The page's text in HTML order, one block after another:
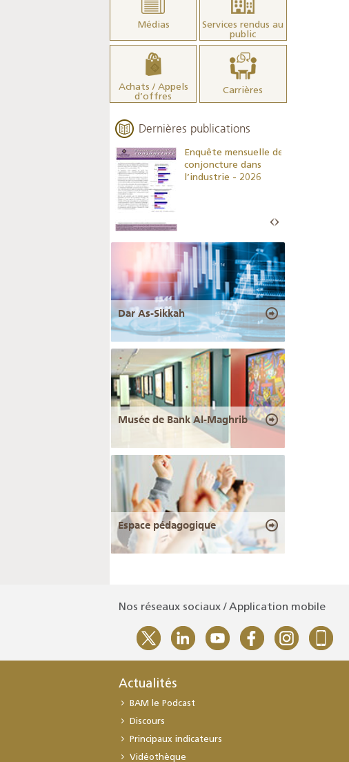
Médias
Services rendus au
public
Achats / Appels
d’offres
Carrières
Dernières publications
Enquête mensuelle de
conjoncture dans
l’industrie - 2026
Dar As-Sikkah
Musée de Bank Al-Maghrib
Espace pédagogique
Nos réseaux sociaux / Application mobile
Actualités
BAM le Podcast
Discours
Principaux indicateurs
Vidéothèque